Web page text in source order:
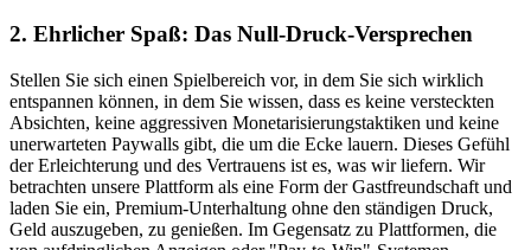
2. Ehrlicher Spaß: Das Null-Druck-Versprechen
Stellen Sie sich einen Spielbereich vor, in dem Sie sich wirklich
entspannen können, in dem Sie wissen, dass es keine versteckten
Absichten, keine aggressiven Monetarisierungstaktiken und keine
unerwarteten Paywalls gibt, die um die Ecke lauern. Dieses Gefühl
der Erleichterung und des Vertrauens ist es, was wir liefern. Wir
betrachten unsere Plattform als eine Form der Gastfreundschaft und
laden Sie ein, Premium-Unterhaltung ohne den ständigen Druck,
Geld auszugeben, zu genießen. Im Gegensatz zu Plattformen, die